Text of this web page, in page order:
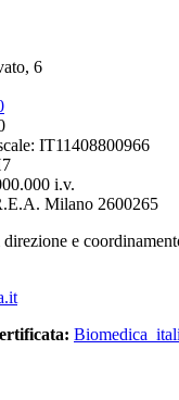
6
IT11408800966
i.v.
Milano 2600265
direzione e